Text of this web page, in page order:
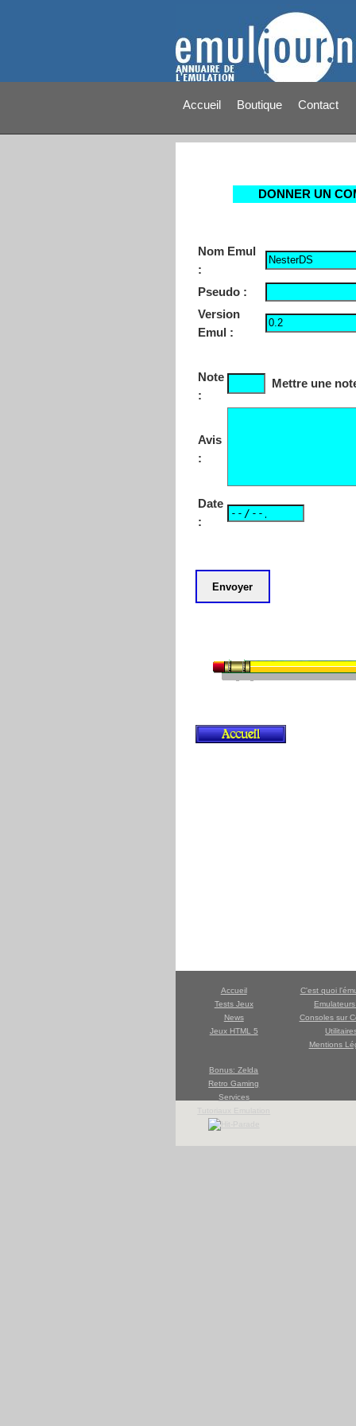
Accueil Boutique Contact
DONNER UN
Nom Emul
:
Pseudo :
Version
Emul :
Note
:
Mettre une
Avis
:
Date
:
Accueil
Tests Jeux
News
Jeux HTML 5
C'est quoi
Consoles sur
Mentions
Bonus: Zelda
Retro Gaming
Services